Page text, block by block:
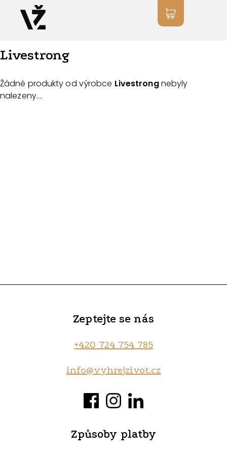
Livestrong
Žádné produkty od výrobce Livestrongnebyly
nalezeny....
Zeptejte se nás
+420 724 754 785‬
info@vyhrejzivot.cz
Způsoby platby